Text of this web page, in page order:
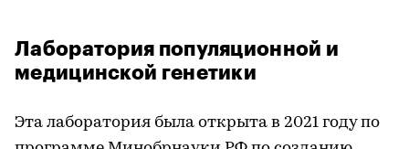
Лаборатория популяционной и
медицинской генетики
Эта лаборатория была открыта в 2021 году по